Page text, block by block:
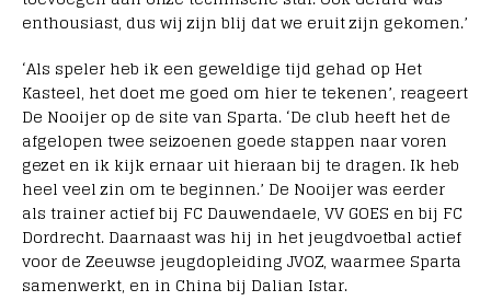
enthousiast, dus wij zijn blij dat we eruit zijn gekomen.’
‘Als speler heb ik een geweldige tijd gehad op Het
Kasteel, het doet me goed om hier te tekenen’, reageert
De Nooijer op de site van Sparta. ‘De club heeft het de
afgelopen twee seizoenen goede stappen naar voren
gezet en ik kijk ernaar uit hieraan bij te dragen. Ik heb
heel veel zin om te beginnen.’ De Nooijer was eerder
als trainer actief bij FC Dauwendaele, VV GOES en bij FC
Dordrecht. Daarnaast was hij in het jeugdvoetbal actief
voor de Zeeuwse jeugdopleiding JVOZ, waarmee Sparta
samenwerkt, en in China bij Dalian Istar.